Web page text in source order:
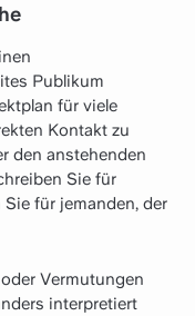
Publikum
für viele
Kontakt zu
den anstehenden
Sie für
für jemanden, der
Vermutungen
interpretiert